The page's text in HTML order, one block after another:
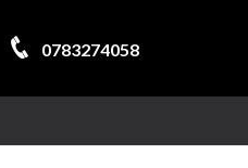
0783274058